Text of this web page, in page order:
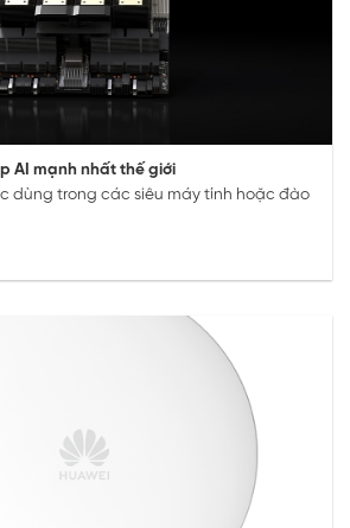
AI mạnh nhất thế giới
dùng trong các siêu máy tính hoặc đào